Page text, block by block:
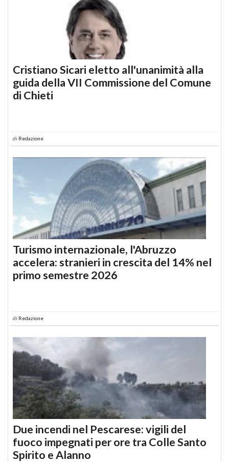
Cristiano Sicari eletto all'unanimità alla
guida della VII Commissione del Comune
di Chieti
di Redazione
Turismo internazionale, l'Abruzzo
accelera: stranieri in crescita del 14% nel
primo semestre 2026
di Redazione
Due incendi nel Pescarese: vigili del
fuoco impegnati per ore tra Colle Santo
Spirito e Alanno